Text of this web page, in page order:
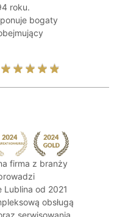
roku.
bogaty
firma z branży
Lublina od 2021
obsługą
serwisowania